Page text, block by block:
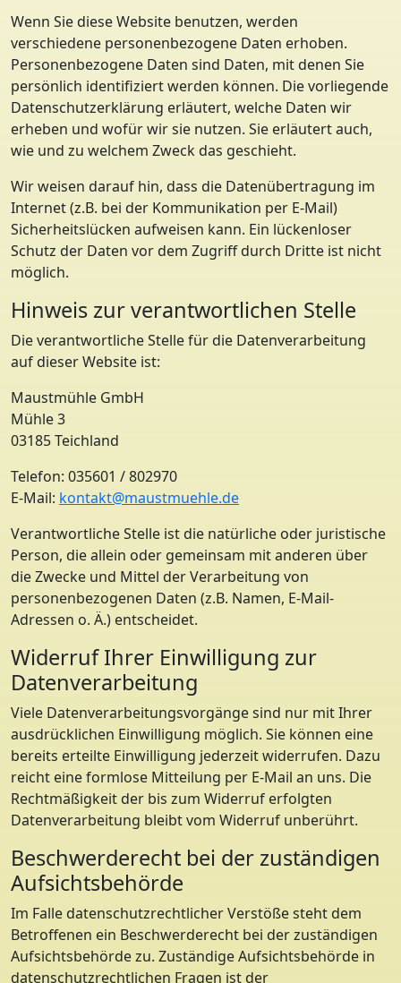
Wenn Sie diese Website benutzen, werden
verschiedene personenbezogene Daten erhoben.
Personenbezogene Daten sind Daten, mit denen Sie
persönlich identifiziert werden können. Die vorliegende
Datenschutzerklärung erläutert, welche Daten wir
erheben und wofür wir sie nutzen. Sie erläutert auch,
wie und zu welchem Zweck das geschieht.
Wir weisen darauf hin, dass die Datenübertragung im
Internet (z.B. bei der Kommunikation per E-Mail)
Sicherheitslücken aufweisen kann. Ein lückenloser
Schutz der Daten vor dem Zugriff durch Dritte ist nicht
möglich.
Hinweis zur verantwortlichen Stelle
Die verantwortliche Stelle für die Datenverarbeitung
auf dieser Website ist:
Maustmühle GmbH
Mühle 3
03185 Teichland
Telefon: 035601 / 802970
E-Mail: kontakt@maustmuehle.de
Verantwortliche Stelle ist die natürliche oder juristische
Person, die allein oder gemeinsam mit anderen über
die Zwecke und Mittel der Verarbeitung von
personenbezogenen Daten (z.B. Namen, E-Mail-
Adressen o. Ä.) entscheidet.
Widerruf Ihrer Einwilligung zur
Datenverarbeitung
Viele Datenverarbeitungsvorgänge sind nur mit Ihrer
ausdrücklichen Einwilligung möglich. Sie können eine
bereits erteilte Einwilligung jederzeit widerrufen. Dazu
reicht eine formlose Mitteilung per E-Mail an uns. Die
Rechtmäßigkeit der bis zum Widerruf erfolgten
Datenverarbeitung bleibt vom Widerruf unberührt.
Beschwerderecht bei der zuständigen
Aufsichtsbehörde
Im Falle datenschutzrechtlicher Verstöße steht dem
Betroffenen ein Beschwerderecht bei der zuständigen
Aufsichtsbehörde zu. Zuständige Aufsichtsbehörde in
datenschutzrechtlichen Fragen ist der